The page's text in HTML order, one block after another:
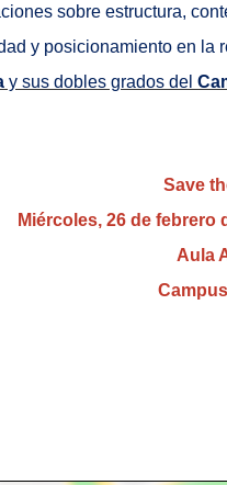
sobre estructura,
y posicionamiento en la
y sus dobles grados del
Save
Miércoles, 26 de febrero
Aula